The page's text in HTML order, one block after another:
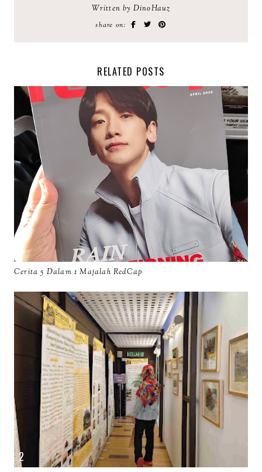
Written by DinoHauz
share on:
RELATED POSTS
Cerita 5 Dalam 1 Majalah RedCap